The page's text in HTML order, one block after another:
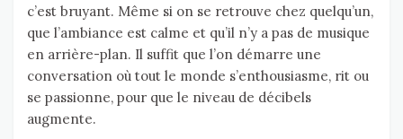
c’est bruyant. Même si on se retrouve chez quelqu’un,
que l’ambiance est calme et qu’il n’y a pas de musique
en arrière-plan. Il suffit que l’on démarre une
conversation où tout le monde s’enthousiasme, rit ou
se passionne, pour que le niveau de décibels
augmente.